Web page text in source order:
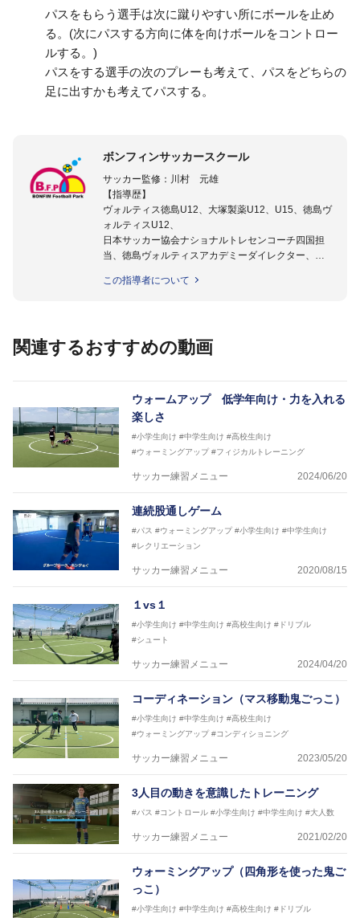
パスをもらう選手は次に蹴りやすい所にボールを止め
る。(次にパスする方向に体を向けボールをコントロー
ルする。)
パスをする選手の次のプレーも考えて、パスをどちらの
足に出すかも考えてパスする。
ボンフィンサッカースクール
サッカー監修：川村 元雄
【指導歴】
ヴォルティス徳島U12、大塚製薬U12、U15、徳島ヴ
ォルティスU12、
日本サッカー協会ナショナルトレセンコーチ四国担
当、徳島ヴォルティスアカデミーダイレクター、
日本サッカー協会公認B級養成講習会インストラクタ
協会公認キッズリーダーチーフインストラクター
【指導歴】
FリーグU23選抜監督、ミャンマー女子フットサル代
表監督
日本サッカー協会フットサルインストラクター、AFC
（アジアサッカー連盟）フットサルインストラクター
【資格】
JFA公認A級コーチジェネラルライセンス・JFA公認フ
横山 哲久
【指導歴】
【資格】
協会公認フットサルB級ライセンス
※全コーチボンフィンサッカースクール所属
この指導者について
関連するおすすめの動画
ウォームアップ 低学年向け・力を入れる
楽しさ
#小学生向け #中学生向け #高校生向け
#ウォーミングアップ #フィジカルトレーニング
サッカー練習メニュー 2024/06/20
連続股通しゲーム
#パス #ウォーミングアップ #小学生向け #中学生向け
#レクリエーション
サッカー練習メニュー 2020/08/15
１vs１
#小学生向け #中学生向け #高校生向け #ドリブル
#シュート
サッカー練習メニュー 2024/04/20
コーディネーション（マス移動鬼ごっこ）
#小学生向け #中学生向け #高校生向け
#ウォーミングアップ #コンディショニング
サッカー練習メニュー 2023/05/20
3人目の動きを意識したトレーニング
#パス #コントロール #小学生向け #中学生向け #大人数
サッカー練習メニュー 2021/02/20
ウォーミングアップ（四角形を使った鬼ご
っこ）
#小学生向け #中学生向け #高校生向け #ドリブル